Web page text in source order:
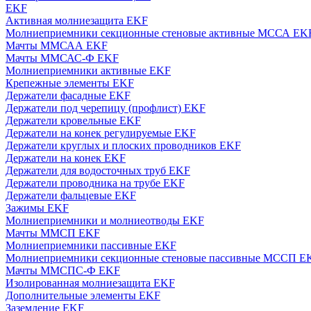
EKF
Активная молниезащита EKF
Молниеприемники секционные стеновые активные МССА
Мачты ММСАА EKF
Мачты ММСАС-Ф EKF
Молниеприемники активные EKF
Крепежные элементы EKF
Держатели фасадные EKF
Держатели под черепицу (профлист) EKF
Держатели кровельные EKF
Держатели на конек регулируемые EKF
Держатели круглых и плоских проводников EKF
Держатели на конек EKF
Держатели для водосточных труб EKF
Держатели проводника на трубе EKF
Держатели фальцевые EKF
Зажимы EKF
Молниеприемники и молниеотводы EKF
Мачты ММСП EKF
Молниеприемники пассивные EKF
Молниеприемники секционные стеновые пассивные МССП
Мачты ММСПС-Ф EKF
Изолированная молниезащита EKF
Дополнительные элементы EKF
Заземление EKF